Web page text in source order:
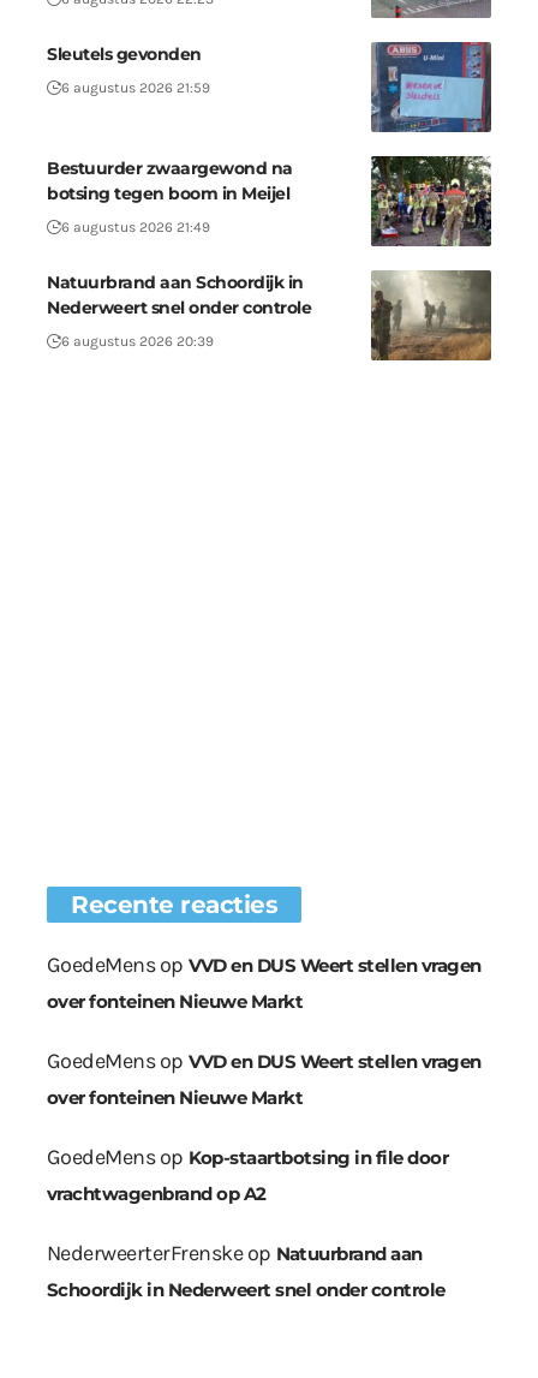
Sleutels gevonden
6 augustus 2026 21:59
Bestuurder zwaargewond na
botsing tegen boom in Meijel
6 augustus 2026 21:49
Natuurbrand aan Schoordijk in
Nederweert snel onder controle
6 augustus 2026 20:39
Recente reacties
GoedeMensop VVD en DUS Weert stellen vragen
over fonteinen Nieuwe Markt
GoedeMensop VVD en DUS Weert stellen vragen
over fonteinen Nieuwe Markt
GoedeMensop Kop-staartbotsing in file door
vrachtwagenbrand op A2
NederweerterFrenskeop Natuurbrand aan
Schoordijk in Nederweert snel onder controle